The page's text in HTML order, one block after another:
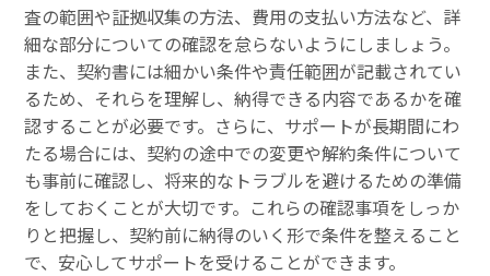
査の範囲や証拠収集の方法、費用の支払い方法など、詳
細な部分についての確認を怠らないようにしましょう。
また、契約書には細かい条件や責任範囲が記載されてい
るため、それらを理解し、納得できる内容であるかを確
認することが必要です。さらに、サポートが長期間にわ
たる場合には、契約の途中での変更や解約条件について
も事前に確認し、将来的なトラブルを避けるための準備
をしておくことが大切です。これらの確認事項をしっか
りと把握し、契約前に納得のいく形で条件を整えること
で、安心してサポートを受けることができます。